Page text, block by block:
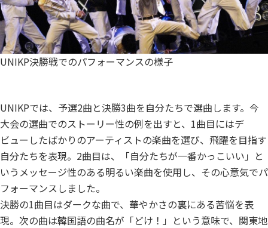
UNIKP決勝戦でのパフォーマンスの様子
UNIKPでは、予選2曲と決勝3曲を自分たちで選曲します。今
大会の選曲でのストーリー性の例を出すと、1曲目にはデ
ビューしたばかりのアーティストの楽曲を選び、飛躍を目指す
自分たちを表現。2曲目は、「自分たちが一番かっこいい」と
いうメッセージ性のある明るい楽曲を使用し、その心意気でパ
フォーマンスしました。
決勝の1曲目はダークな曲で、華やかさの裏にある苦悩を表
現。次の曲は韓国語の曲名が「どけ！」という意味で、関東地